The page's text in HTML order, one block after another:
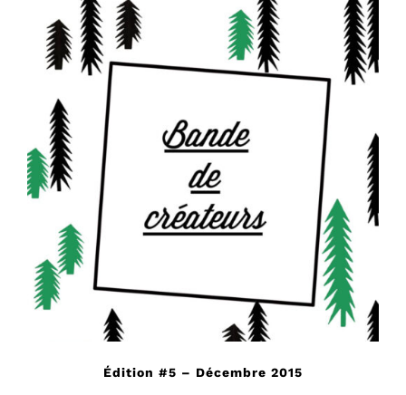
Édition #5 – Décembre 2015